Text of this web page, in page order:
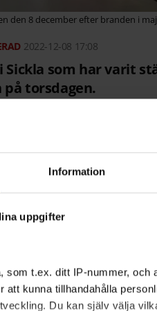
Information
uppgifter
som t.ex. ditt IP-nummer,
att kunna tillhandahålla
Du kan själv välja
den 8 december efter branden i
2022-12-08 17:08
som har varit
torsdagen.
på Facebook.
maj utrymdes Sickla
Det rann vatten ner
Z Ek.